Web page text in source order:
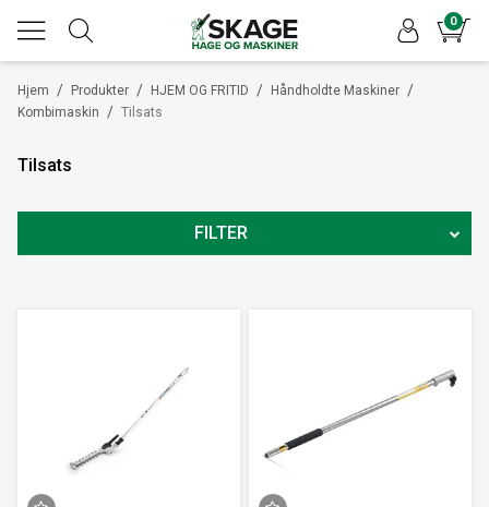
0
/
Hjem /
Produkter /
HJEM OG FRITID /
Håndholdte Maskiner
/
Kombimaskin Tilsats
Tilsats
FILTER
16